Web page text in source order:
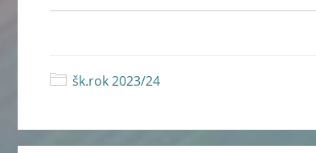
šk.rok 2023/24